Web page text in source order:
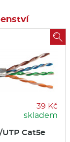
39 Kč
skladem
Cat5e
